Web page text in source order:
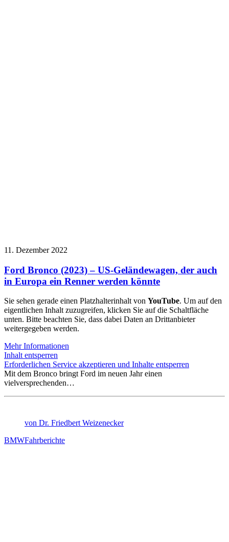
11. Dezember 2022
Ford Bronco (2023) – US-Geländewagen, der auch
in Europa ein Renner werden könnte
Sie sehen gerade einen Platzhalterinhalt von YouTube. Um auf den
eigentlichen Inhalt zuzugreifen, klicken Sie auf die Schaltfläche
unten. Bitte beachten Sie, dass dabei Daten an Drittanbieter
weitergegeben werden.
Mehr Informationen
Inhalt entsperren
Erforderlichen Service akzeptieren und Inhalte entsperren
Mit dem Bronco bringt Ford im neuen Jahr einen
vielversprechenden…
von Dr. Friedbert Weizenecker
BMWFahrberichte